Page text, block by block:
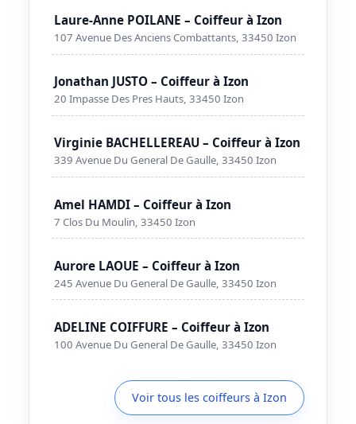
Laure-Anne POILANE – Coiffeur à Izon
107 Avenue Des Anciens Combattants, 33450 Izon
Jonathan JUSTO – Coiffeur à Izon
20 Impasse Des Pres Hauts, 33450 Izon
Virginie BACHELLEREAU – Coiffeur à Izon
339 Avenue Du General De Gaulle, 33450 Izon
Amel HAMDI – Coiffeur à Izon
7 Clos Du Moulin, 33450 Izon
Aurore LAOUE – Coiffeur à Izon
245 Avenue Du General De Gaulle, 33450 Izon
ADELINE COIFFURE – Coiffeur à Izon
100 Avenue Du General De Gaulle, 33450 Izon
Voir tous les coiffeurs à Izon